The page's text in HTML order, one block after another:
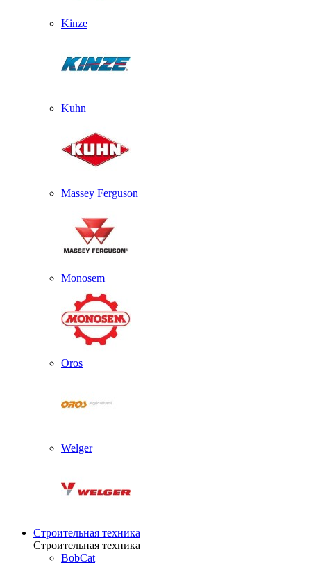
Kinze
Kuhn
Massey Ferguson
Monosem
Oros
Welger
Строительная техника
Строительная техника
BobCat